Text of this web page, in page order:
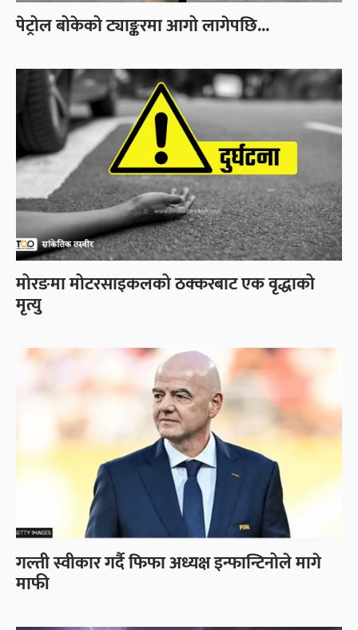
पेट्रोल बोकेको ट्याङ्करमा आगो लागेपछि...
मोरङमा मोटरसाइकलको ठक्करबाट एक वृद्धाको
मृत्यु
गल्ती स्वीकार गर्दै फिफा अध्यक्ष इन्फान्टिनोले मागे
माफी